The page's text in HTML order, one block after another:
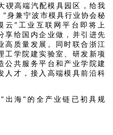
碶高端汽配模具园区，给我
身兼宁波市模具行业协会秘
云”工业互联网平台即将上
享给国内企业做，并引进先
高质量发展。同时联合浙江
工学院建实验室、研发新项
公共服务平台和产业学院建
人才，接入高端模具前沿科
出海”的全产业链已初具规